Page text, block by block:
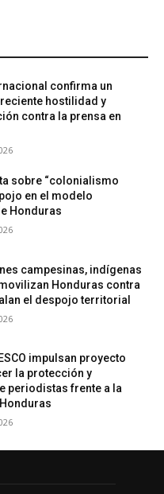
confirma un
hostilidad y
contra la prensa en
sobre “colonialismo
en el modelo
Honduras
campesinas, indígenas
Honduras contra
el despojo territorial
impulsan proyecto
la protección y
periodistas frente a la